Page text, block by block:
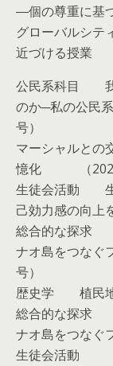
―個の尊重に基
グローバルシ
近づける授業
公民系科目 我
のか─私の公
号）
マーシャルとの
憶化 （2023
生徒会活動 生
己効力感の向
総合的な探求
ナオ島をつな
号）
歴史学 植民地
総合的な探求
ナオ島をつなぐ
生徒会活動 生